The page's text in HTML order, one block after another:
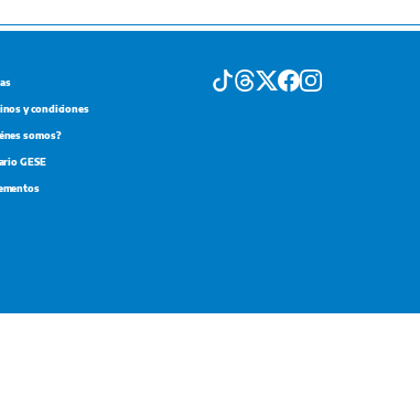
y condiciones
somos?
GESE